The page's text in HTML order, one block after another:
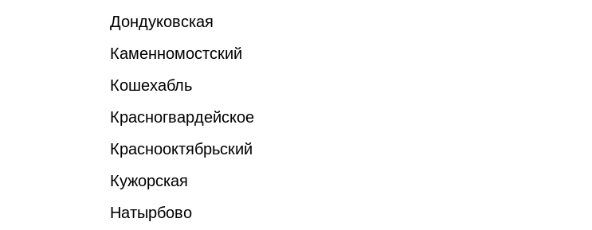
Дондуковская
Каменномостский
Кошехабль
Красногвардейское
Краснооктябрьский
Кужорская
Натырбово